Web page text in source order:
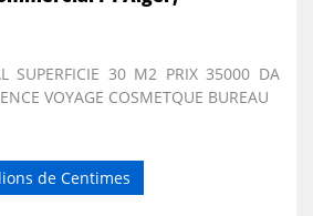
SUPERFICIE 30 M2 PRIX 35000 DA
VOYAGE COSMETQUE BUREAU
de Centimes